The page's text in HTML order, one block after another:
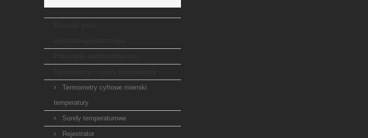
Termometry cyfrowe mierniki
temperatury
Sondy temperaturowe
Rejestrator